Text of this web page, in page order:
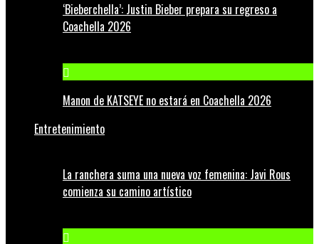
‘Bieberchella’: Justin Bieber prepara su regreso a
Coachella 2026
Manon de KATSEYE no estará en Coachella 2026
Entretenimiento
La ranchera suma una nueva voz femenina: Javi Rous
comienza su camino artístico